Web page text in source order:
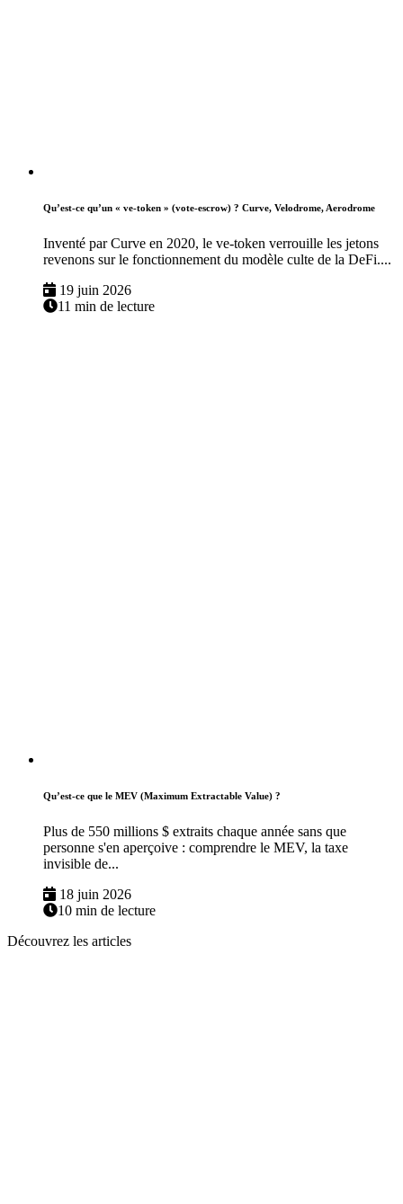
Qu’est-ce qu’un « ve-token » (vote-escrow) ? Curve, Velodrome, Aerodrome
Inventé par Curve en 2020, le ve-token verrouille les jetons
revenons sur le fonctionnement du modèle culte de la DeFi....
19 juin 2026
11 min de lecture
Qu’est-ce que le MEV (Maximum Extractable Value) ?
Plus de 550 millions $ extraits chaque année sans que
personne s'en aperçoive : comprendre le MEV, la taxe
invisible de...
18 juin 2026
10 min de lecture
Découvrez les articles